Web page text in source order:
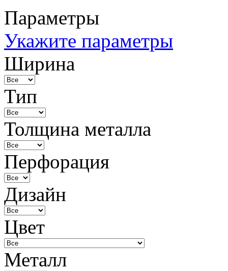
Параметры
Укажите параметры
Ширина
Тип
Толщина металла
Перфорация
Дизайн
Цвет
Металл